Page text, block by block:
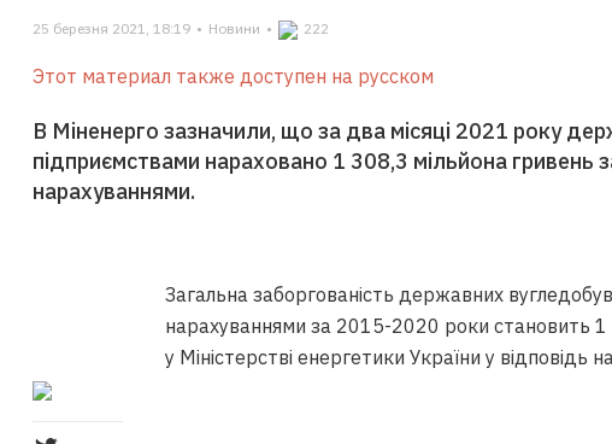
25 березня 2021, 18:19 • Новини • 222
Этот материал также доступен на русском
В Міненерго зазначили, що за два місяці 2021 року
підприємствами нараховано 1 308,3 мільйона гривень
нарахуваннями.
Загальна заборгованість державних
нарахуваннями за 2015-2020 роки становить
у Міністерстві енергетики України у відповідь